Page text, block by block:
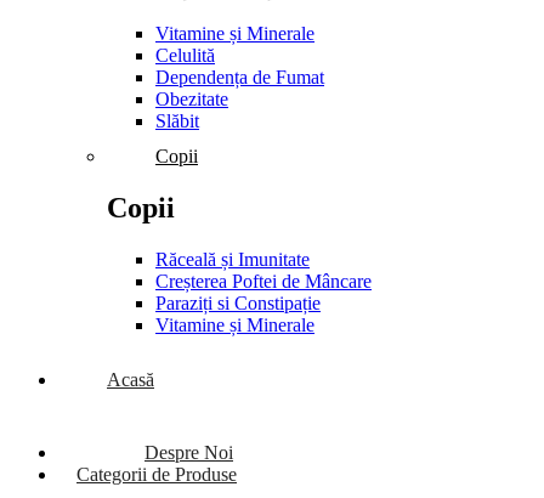
Vitamine și Minerale
Celulită
Dependența de Fumat
Obezitate
Slăbit
Copii
Copii
Răceală și Imunitate
Creșterea Poftei de Mâncare
Paraziți si Constipație
Vitamine și Minerale
Acasă
Despre Noi
Categorii de Produse